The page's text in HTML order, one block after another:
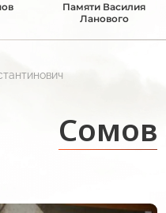
Памяти Василия
Ланового
Сомов